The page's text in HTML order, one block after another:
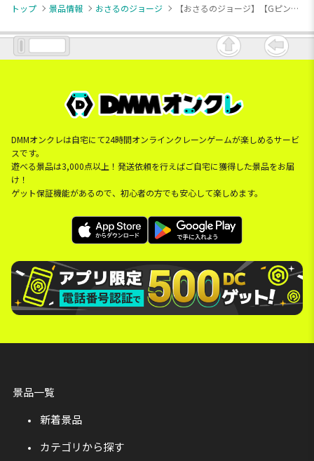
トップ
景品情報 おさるのジョージ 【おさるのジョージ】【Gピンク】おさるのジョージ シーンデザインポーチ
DMMオンクレは自宅にて24時間オンラインクレーンゲームが楽しめるサービ
スです。
遊べる景品は3,000点以上！発送依頼を行えばご自宅に獲得した景品をお届
け！
ゲット保証機能があるので、初心者の方でも安心して楽しめます。
景品一覧
新着景品
カテゴリから探す